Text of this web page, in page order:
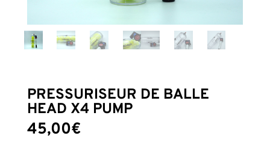
PRESSURISEUR DE BALLE
HEAD X4 PUMP
45,00€